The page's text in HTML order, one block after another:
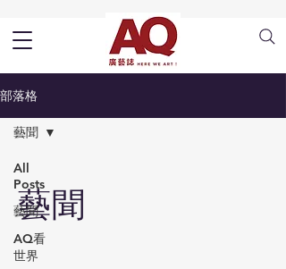
部落格
All
Posts
藝聞
AQ看
世界
藝聞
藝聞